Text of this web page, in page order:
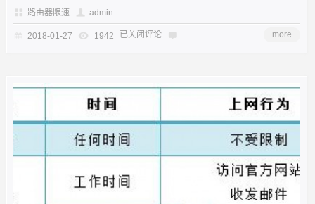
路由器限速 admin
2018-01-27 1942 已关闭评论 more